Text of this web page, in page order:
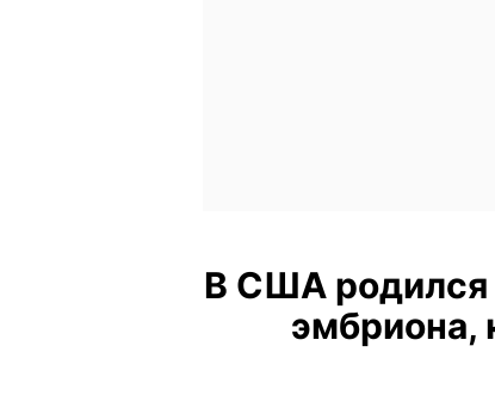
В США родился
эмбриона,